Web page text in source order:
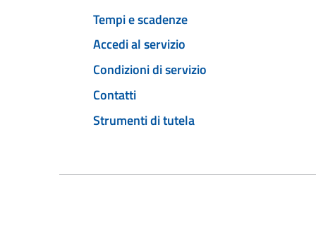
Tempi e scadenze
Accedi al servizio
Condizioni di servizio
Contatti
Strumenti di tutela